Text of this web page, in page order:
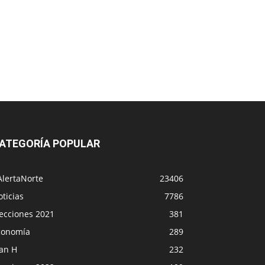
POPULAR
23406
7786
2021
381
289
H
232